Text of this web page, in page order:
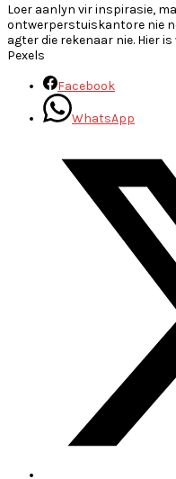
Loer aanlyn vir inspirasie,
ontwerperstuiskantore nie
agter die rekenaar nie. Hier
Pexels
Facebook
WhatsApp